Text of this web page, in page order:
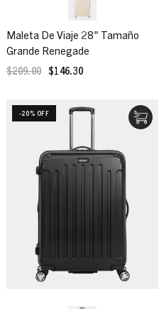
Maleta De Viaje 28" Tamaño
Grande Renegade
$209.00 $146.30
-20% OFF